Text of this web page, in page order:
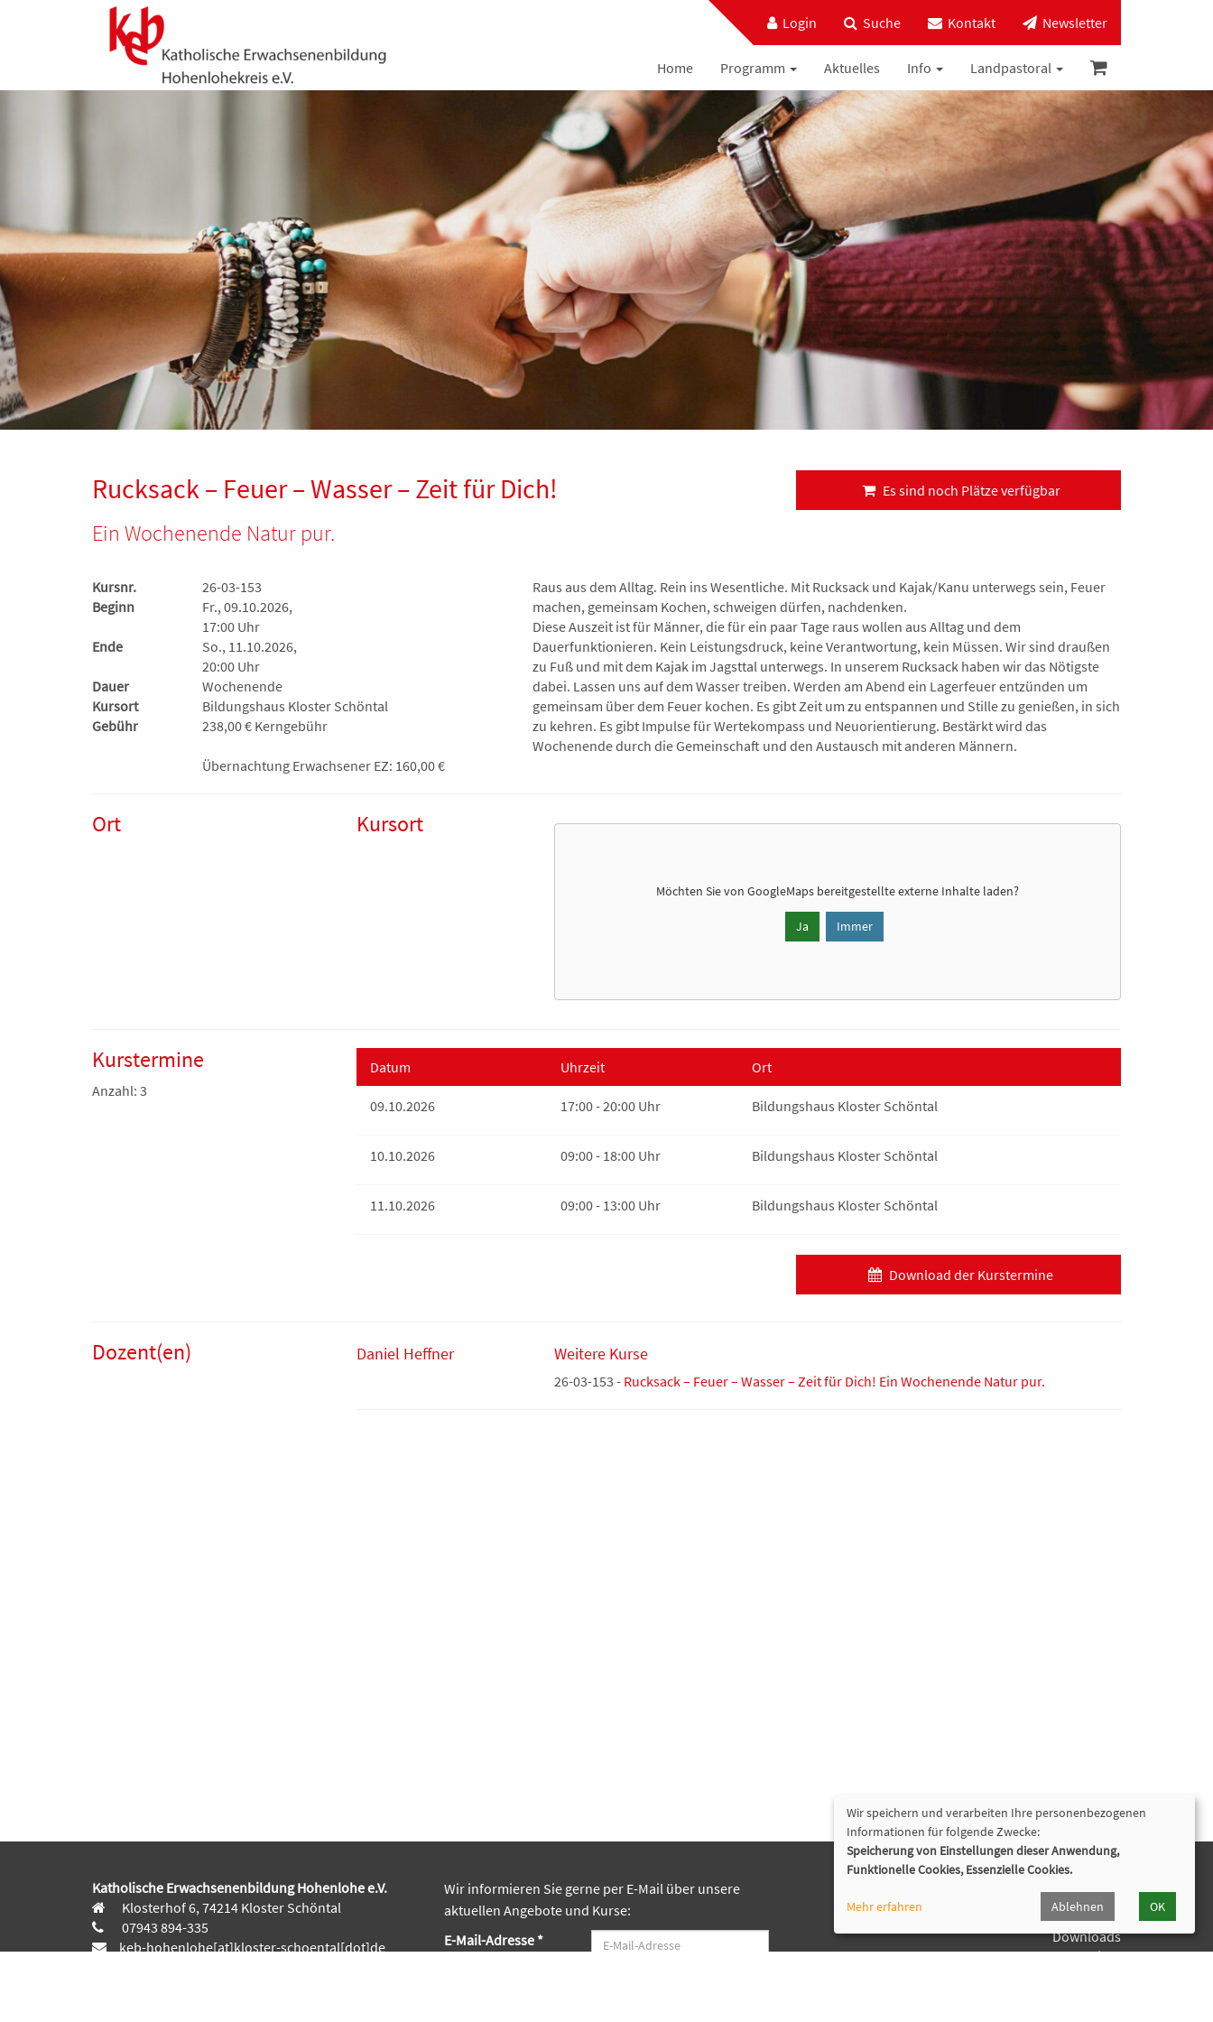
Login Suche Kontakt Newsletter
Home Programm Aktuelles Info Landpastoral
Rucksack – Feuer – Wasser – Zeit für Dich!
Ein Wochenende Natur pur.
Es sind noch Plätze verfügbar
Kursnr.
26-03-153
Beginn
Fr., 09.10.2026,
17:00 Uhr
Ende
So., 11.10.2026,
20:00 Uhr
Dauer
Wochenende
Kursort
Bildungshaus Kloster Schöntal
Gebühr
238,00 € Kerngebühr
Übernachtung Erwachsener EZ: 160,00 €
Raus aus dem Alltag. Rein ins Wesentliche. Mit Rucksack und Kajak/Kanu unterwegs sein, Feuer
machen, gemeinsam Kochen, schweigen dürfen, nachdenken.
Diese Auszeit ist für Männer, die für ein paar Tage raus wollen aus Alltag und dem
Dauerfunktionieren. Kein Leistungsdruck, keine Verantwortung, kein Müssen. Wir sind draußen
zu Fuß und mit dem Kajak im Jagsttal unterwegs. In unserem Rucksack haben wir das Nötigste
dabei. Lassen uns auf dem Wasser treiben. Werden am Abend ein Lagerfeuer entzünden um
gemeinsam über dem Feuer kochen. Es gibt Zeit um zu entspannen und Stille zu genießen, in sich
zu kehren. Es gibt Impulse für Wertekompass und Neuorientierung. Bestärkt wird das
Wochenende durch die Gemeinschaft und den Austausch mit anderen Männern.
Ort Kursort
Möchten Sie von GoogleMapsbereitgestellte externe Inhalte laden?
Ja Immer
Kurstermine
Anzahl: 3
Datum Uhrzeit Ort
09.10.2026 17:00 - 20:00 Uhr Bildungshaus Kloster Schöntal
10.10.2026 09:00 - 18:00 Uhr Bildungshaus Kloster Schöntal
11.10.2026 09:00 - 13:00 Uhr Bildungshaus Kloster Schöntal
Download der Kurstermine
Dozent(en) Daniel Heffner Weitere Kurse
26-03-153 - Rucksack – Feuer – Wasser – Zeit für Dich! Ein Wochenende Natur pur.
Katholische Erwachsenenbildung Hohenlohe e.V.
Klosterhof 6, 74214 Kloster Schöntal
07943 894-335
keb-hohenlohe[at]kloster-schoental[dot]de
Wir informieren Sie gerne per E-Mail über unsere
aktuellen Angebote und Kurse:
E-Mail-Adresse *
Programmheft
Downloads
Bürozeiten
Wir speichern und verarbeiten Ihre personenbezogenen
Informationen für folgende Zwecke:
Speicherung von Einstellungen dieser Anwendung,
Funktionelle Cookies, Essenzielle Cookies.
Mehr erfahren Ablehnen OK